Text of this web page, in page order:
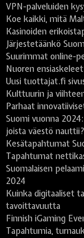
VPN-palveluiden
Koe kaikki, mitä
Kasinoiden
Järjestetäänkö
Suurimmat online-
Nuoren
Uusi tuottajat.fi
Kulttuurin ja
Parhaat
Suomi vuonna
joista väestö nauttii?
Kesätapahtumat
Tapahtumat
Suomalaisen
2024
Kuinka digitaaliset
tavoittavuutta
Finnish iGaming
Tapahtumia,